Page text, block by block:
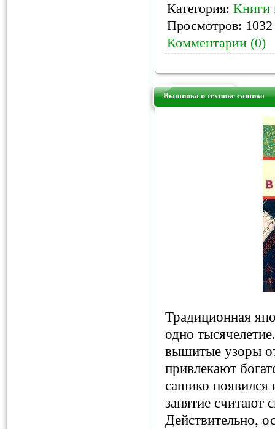
Категория: Книги
Просмотров:
Комментарии (0)
Вышивка в технике сашико
Традиционная
одно
вышитые узоры
привлекают
сашико появился
занятие считают
Действительно,